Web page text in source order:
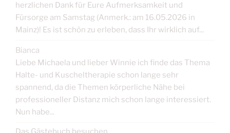
herzlichen Dank für Eure Aufmerksamkeit und
Fürsorge am Samstag (Anmerk.: am 16.05.2026 in
Mainz)! Es ist schön zu erleben, dass Ihr wirklich auf...
Bianca
Liebe Michaela und lieber Winnie ich finde das Thema
Halte- und Kuscheltherapie schon lange sehr
spannend, da die Themen körperliche Nähe bei
professioneller Distanz mich schon lange interessiert.
Nun habe...